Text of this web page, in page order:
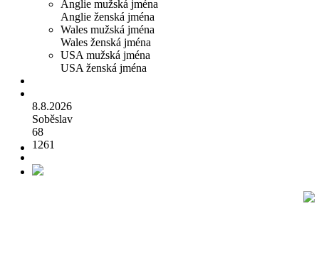
Anglie mužská jména
Anglie ženská jména
Wales mužská jména
Wales ženská jména
USA mužská jména
USA ženská jména
8.8.2026
Soběslav
68
1261